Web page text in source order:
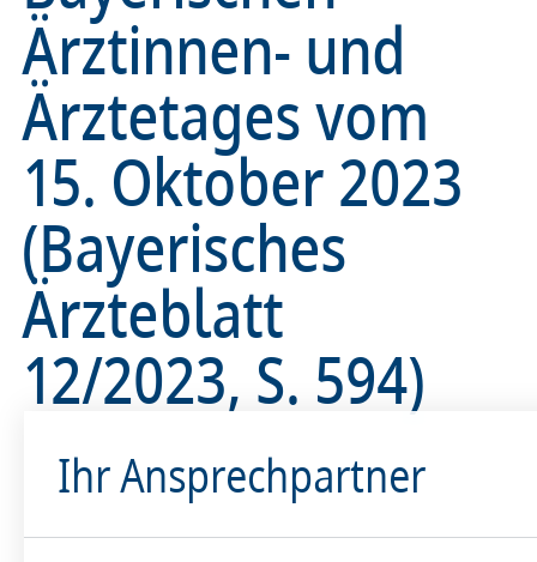
Ärztinnen- und
Ärztetages vom
15. Oktober 2023
(Bayerisches
Ärzteblatt
12/2023, S. 594)
Ihr Ansprechpartner